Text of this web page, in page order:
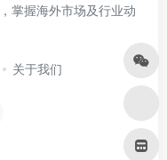
掌握海外市场及行业动
关于我们